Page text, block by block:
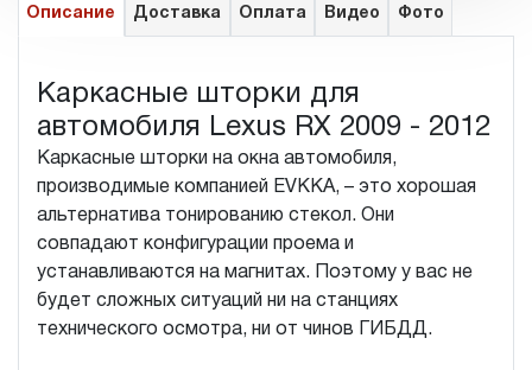
Описание Доставка Оплата Видео Фото
Каркасные шторки для
автомобиля Lexus RX 2009 - 2012
Каркасные шторки на окна автомобиля,
производимые компанией EVKKA, – это хорошая
альтернатива тонированию стекол. Они
совпадают конфигурации проема и
устанавливаются на магнитах. Поэтому у вас не
будет сложных ситуаций ни на станциях
технического осмотра, ни от чинов ГИБДД.